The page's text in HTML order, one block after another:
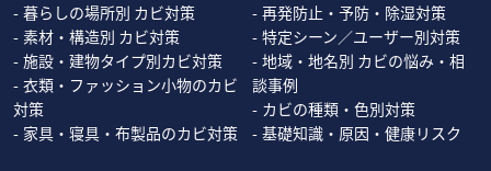
暮らしの場所別 カビ対策
素材・構造別 カビ対策
施設・建物タイプ別カビ対策
衣類・ファッション小物のカビ
対策
家具・寝具・布製品のカビ対策
再発防止・予防・除湿対策
特定シーン／ユーザー別対策
地域・地名別 カビの悩み・相
談事例
カビの種類・色別対策
基礎知識・原因・健康リスク